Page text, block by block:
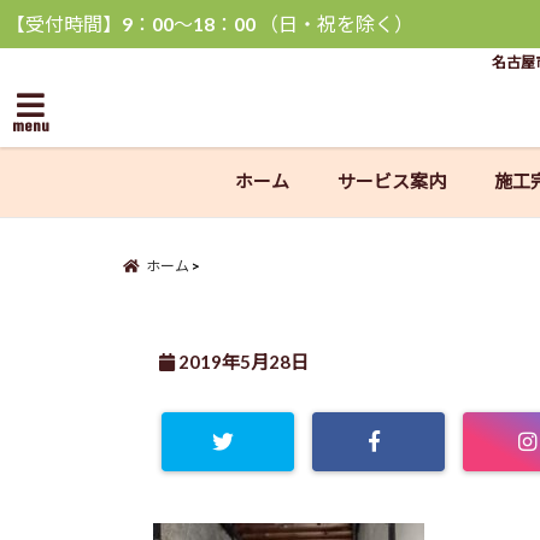
【受付時間】9：00〜18：00 （日・祝を除く）
名古屋
menu
ホーム サービス案内 施工
ホーム
2019年5月28日